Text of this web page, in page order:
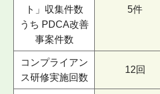
ト」収集件数
うち PDCA改善
事案件数
5件
コンプライアン
ス研修実施回数
12回